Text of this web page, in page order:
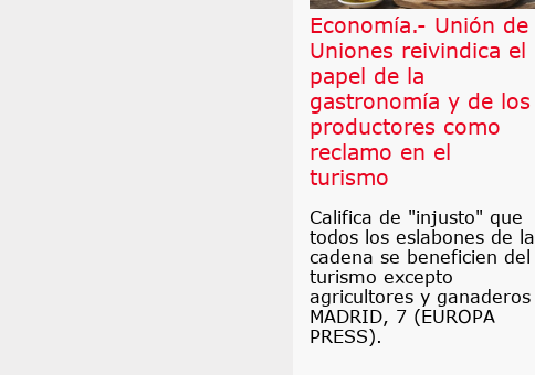
Economía.- Unión de
Uniones reivindica el
papel de la
gastronomía y de los
productores como
reclamo en el
turismo
Califica de "injusto" que
todos los eslabones de la
cadena se beneficien del
turismo excepto
agricultores y ganaderos
MADRID, 7 (EUROPA
PRESS).